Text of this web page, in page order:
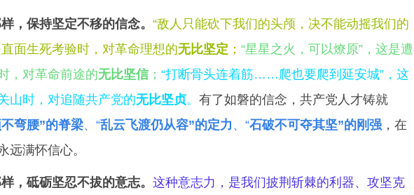
，保持坚定不移的信念。 “敌人只能砍下我们的头颅，决不能动摇我们的
面生死考验时，对革命理想的无比坚定 ； “星星之火，可以燎原”，这是遭
，对革命前途的无比坚信； “打断骨头连着筋……爬也要爬到延安城”，这
山时，对追随共产党的无比坚贞。 有了如磐的信念，共产党人才铸就
弯腰”的脊梁、“乱云飞渡仍从容”的定力 、“石破不可夺其坚”的刚强 ，在
远满怀信心。
，砥砺坚忍不拔的意志。 这种意志力，是我们披荆斩棘的利器、攻坚克